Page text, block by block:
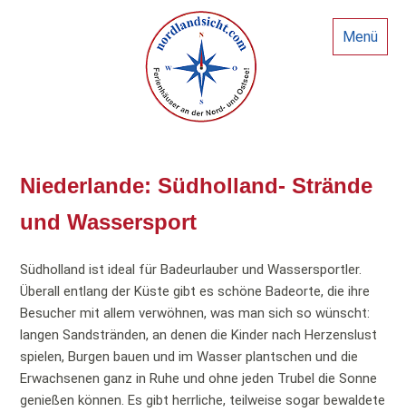
Menü
Niederlande: Südholland- Strände
und Wassersport
Südholland ist ideal für Badeurlauber und Wassersportler.
Überall entlang der Küste gibt es schöne Badeorte, die ihre
Besucher mit allem verwöhnen, was man sich so wünscht:
langen Sandstränden, an denen die Kinder nach Herzenslust
spielen, Burgen bauen und im Wasser plantschen und die
Erwachsenen ganz in Ruhe und ohne jeden Trubel die Sonne
genießen können. Es gibt herrliche, teilweise sogar bewaldete